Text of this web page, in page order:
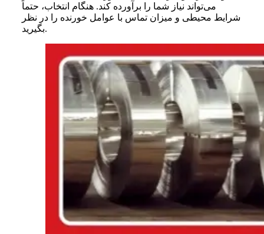
می‌تواند نیاز شما را برآورده کند. هنگام انتخاب، حتماً
شرایط محیطی و میزان تماس با عوامل خورنده را در نظر
بگیرید.